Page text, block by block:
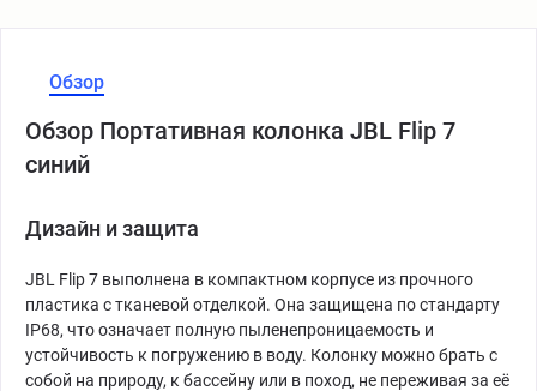
Обзор
Обзор Портативная колонка JBL Flip 7
синий
Дизайн и защита
JBL Flip 7 выполнена в компактном корпусе из прочного
пластика с тканевой отделкой. Она защищена по стандарту
IP68, что означает полную пыленепроницаемость и
устойчивость к погружению в воду. Колонку можно брать с
собой на природу, к бассейну или в поход, не переживая за её